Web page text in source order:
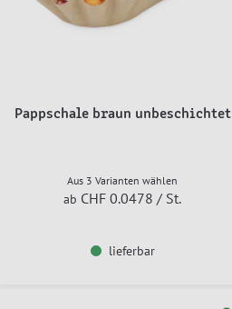
Pappschale braun unbeschichtet
Aus 3 Varianten wählen
ab CHF 0.0478 / St.
lieferbar